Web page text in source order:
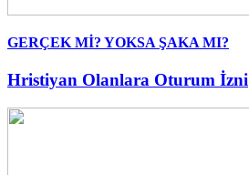
GERÇEK Mİ? YOKSA ŞAKA MI?
Hristiyan Olanlara Oturum İzni